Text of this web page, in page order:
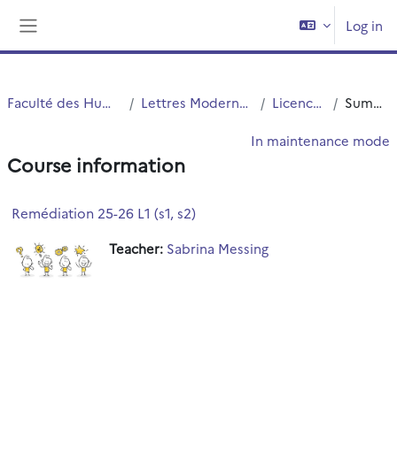
Log in
Faculté des Humanités Lettres Modernes (LM) Licence LM Summary
In maintenance mode
Course information
Remédiation 25-26 L1 (s1, s2)
Teacher: Sabrina Messing